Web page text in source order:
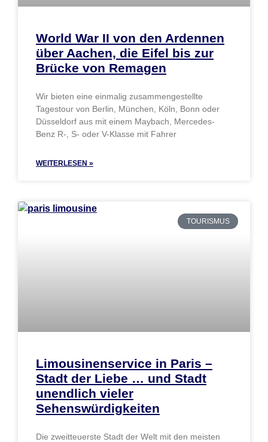
World War II von den Ardennen
über Aachen, die Eifel bis zur
Brücke von Remagen
Wir bieten eine einmalig zusammengestellte
Tagestour von Berlin, München, Köln, Bonn oder
Düsseldorf aus mit einem Maybach, Mercedes-
Benz R-, S- oder V-Klasse mit Fahrer
WEITERLESEN »
TOURISMUS
Limousinenservice in Paris –
Stadt der Liebe … und Stadt
unendlich vieler
Sehenswürdigkeiten
Die zweitteuerste Stadt der Welt mit den meisten